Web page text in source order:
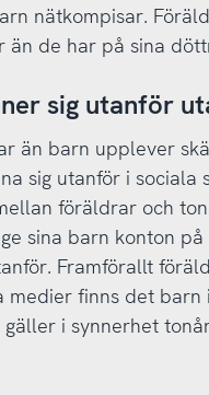
nätkompisar.
än de har på sina
sig utanför
än barn upplever
sig utanför i
föräldrar och
sina barn konton
Framförallt
medier finns det
gäller i synnerhet